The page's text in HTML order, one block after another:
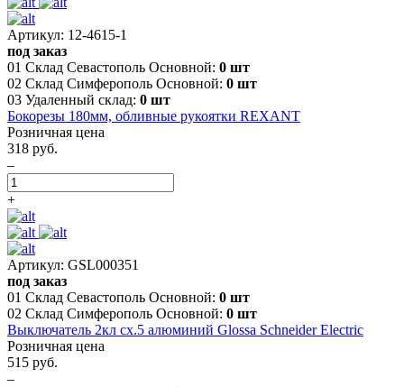
Артикул: 12-4615-1
под заказ
01 Склад Севастополь Основной: 0 шт
02 Склад Симферополь Основной: 0 шт
03 Удаленный склад: 0 шт
Бокорезы 180мм, обливные рукоятки REXANT
Розничная цена
318 руб.
–
+
Артикул: GSL000351
под заказ
01 Склад Севастополь Основной: 0 шт
02 Склад Симферополь Основной: 0 шт
Выключатель 2кл сх.5 алюминий Glossa Schneider Electric
Розничная цена
515 руб.
–